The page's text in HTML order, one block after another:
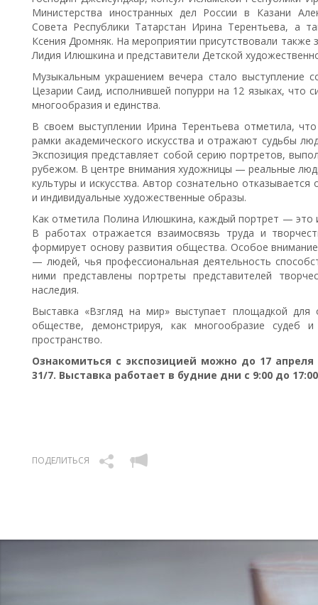
Министерства иностранных дел России в Казани
Совета Республики Татарстан Ирина Терентьева, а
Ксения Дромняк. На мероприятии присутствовали также
Лидия Илюшкина и представители Детской
Музыкальным украшением вечера стало выступление
Цезарии Саид, исполнившей попурри на 12 языках, что
многообразия и единства.
В своем выступлении Ирина Терентьева отметила,
рамки академического искусства и отражают судьбы
Экспозиция представляет собой серию портретов,
рубежом. В центре внимания художницы — реальные
культуры и искусства. Автор сознательно
и индивидуальные художественные образы.
Как отметила Полина Илюшкина, каждый портрет — это
В работах отражается взаимосвязь труда и
формирует основу развития общества. Особое
— людей, чья профессиональная деятельность
ними представлены портреты представителей
наследия.
Выставка «Взгляд на мир» выступает площадкой
обществе, демонстрируя, как многообразие судеб
пространство.
Ознакомиться с экспозицией можно до 17
31/7. Выставка работает в будние дни с 9:00 до
ПОДЕЛИТЬСЯ